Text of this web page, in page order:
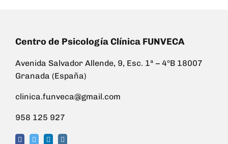
Centro de Psicología Clínica FUNVECA
Avenida Salvador Allende, 9, Esc. 1ª – 4ºB 18007
Granada (España)
clinica.funveca@gmail.com
958 125 927